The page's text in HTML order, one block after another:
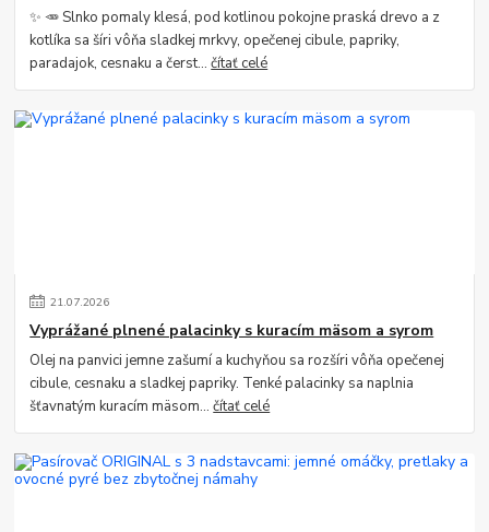
✨ 🥕 Slnko pomaly klesá, pod kotlinou pokojne praská drevo a z
kotlíka sa šíri vôňa sladkej mrkvy, opečenej cibule, papriky,
paradajok, cesnaku a čerst...čítať celé
21.07.2026
Vyprážané plnené palacinky s kuracím mäsom a syrom
Olej na panvici jemne zašumí a kuchyňou sa rozšíri vôňa opečenej
cibule, cesnaku a sladkej papriky. Tenké palacinky sa naplnia
šťavnatým kuracím mäsom...čítať celé